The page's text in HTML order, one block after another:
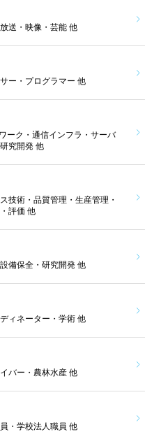
送・映像・芸能 他
ー・プログラマー 他
ーク・通信インフラ・サーバ
究開発 他
技術・品質管理・生産管理・
評価 他
備保全・研究開発 他
ィネーター・学術 他
バー・農林水産 他
・学校法人職員 他